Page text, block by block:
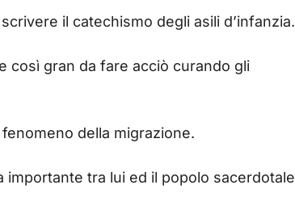
il catechismo degli asili d’infanzia.
così gran da fare acciò curando gli
della migrazione.
importante tra lui ed il popolo sacerdotale